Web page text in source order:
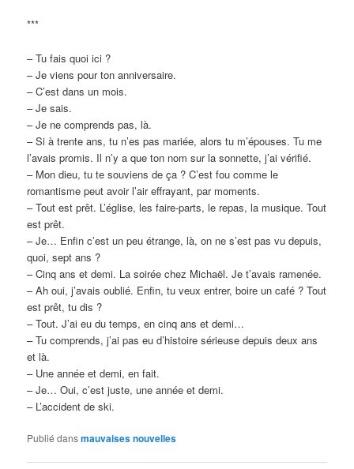
***
– Tu fais quoi ici ?
– Je viens pour ton anniversaire.
– C’est dans un mois.
– Je sais.
– Je ne comprends pas, là.
– Si à trente ans, tu n’es pas mariée, alors tu m’épouses. Tu me
l’avais promis. Il n’y a que ton nom sur la sonnette, j’ai vérifié.
– Mon dieu, tu te souviens de ça ? C’est fou comme le
romantisme peut avoir l’air effrayant, par moments.
– Tout est prêt. L’église, les faire-parts, le repas, la musique. Tout
est prêt.
– Je… Enfin c’est un peu étrange, là, on ne s’est pas vu depuis,
quoi, sept ans ?
– Cinq ans et demi. La soirée chez Michaël. Je t’avais ramenée.
– Ah oui, j’avais oublié. Enfin, tu veux entrer, boire un café ? Tout
est prêt, tu dis ?
– Tout. J’ai eu du temps, en cinq ans et demi…
– Tu comprends, j’ai pas eu d’histoire sérieuse depuis deux ans
et là.
– Une année et demi, en fait.
– Je… Oui, c’est juste, une année et demi.
– L’accident de ski.
Publié dansmauvaises nouvelles